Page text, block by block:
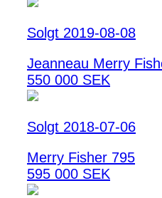
Solgt 2019-08-08
Jeanneau Merry
550 000 SEK
Solgt 2018-07-06
Merry Fisher 795
595 000 SEK